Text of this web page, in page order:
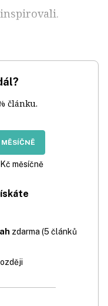
článku.
měsíčně
zdarma (5 článků